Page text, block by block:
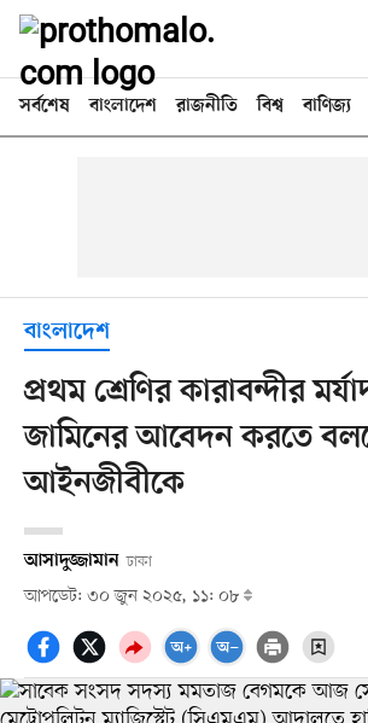
সর্বশেষ বাংলাদেশ রাজনীতি বিশ্ব বাণিজ্য
বাংলাদেশ
প্রথম শ্রেণির কারাবন্দীর
জামিনের আবেদন করতে
আইনজীবীকে
আসাদুজ্জামান ঢাকা
আপডেট: ৩০ জুন ২০২৫, ১১: ০৮